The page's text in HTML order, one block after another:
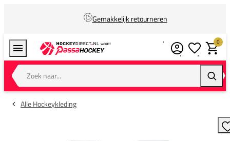
Gemakkelijk retourneren
Zoek naar...
0
Alle Hockeykleding